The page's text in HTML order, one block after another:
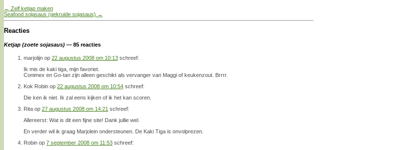
← Zelf ketjap maken
Seafood sojasaus (gekruide sojasaus) →
Reacties
Ketjap (zoete sojasaus) — 85 reacties
marjolijn op 22 augustus 2008 om 10:13 schreef:
Ik mis de kaki tiga, mijn favoriet.
Conimex en Go-tan zijn alleen geschikt als vervanger van Maggi of keukenzout. Brrrr.
Kok Robin op 22 augustus 2008 om 10:54 schreef:
Die ken ik niet. Ik zal eens kijken of ik het kan scoren.
Rita op 27 augustus 2008 om 14:21 schreef:
Allereerst: Wat is dit een fijne site! Dank jullie wel.
En verder wil ik graag Marjolein ondersteunen. De Kaki Tiga is onvolprezen.
Robin op 7 september 2008 om 11:53 schreef: